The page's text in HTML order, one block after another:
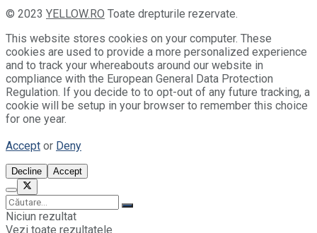
© 2023 YELLOW.RO Toate drepturile rezervate.
This website stores cookies on your computer. These
cookies are used to provide a more personalized experience
and to track your whereabouts around our website in
compliance with the European General Data Protection
Regulation. If you decide to to opt-out of any future tracking, a
cookie will be setup in your browser to remember this choice
for one year.
Accept or Deny
Decline Accept
Niciun rezultat
Vezi toate rezultatele